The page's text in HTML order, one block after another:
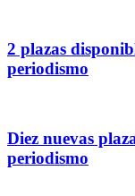
2 plazas
periodismo
Diez nuevas
periodismo